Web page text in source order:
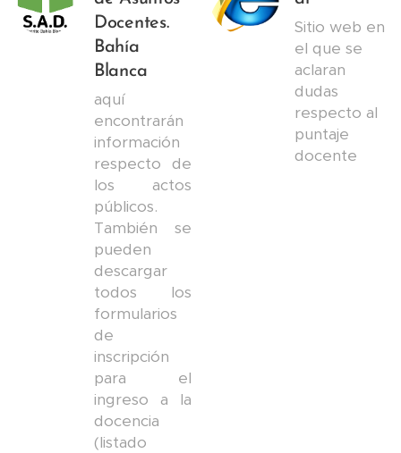
Docentes.
Bahía
Blanca
aquí
encontrarán
información
respecto de
los actos
públicos.
También se
pueden
descargar
todos los
formularios
de
inscripción
para el
ingreso a la
docencia
(listado
Sitio web en
el que se
aclaran
dudas
respecto al
puntaje
docente